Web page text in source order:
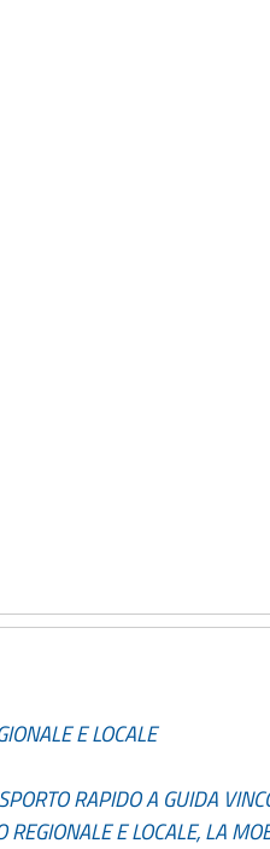
E LOCALE
RAPIDO A GUIDA
E LOCALE, LA